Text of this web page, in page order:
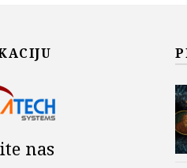
O knjizi:
Knjiga je podeljena na četiri
nas